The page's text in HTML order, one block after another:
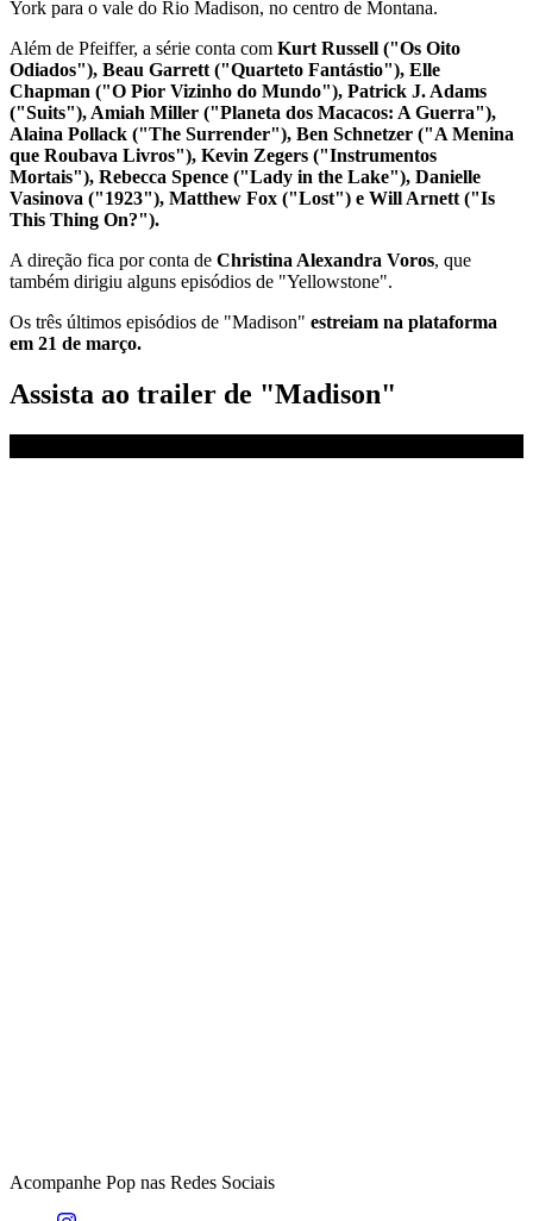
York para o vale do Rio Madison, no centro de Montana.
Além de Pfeiffer, a série conta com Kurt Russell ("Os Oito
Odiados"), Beau Garrett ("Quarteto Fantástio"), Elle
Chapman ("O Pior Vizinho do Mundo"), Patrick J. Adams
("Suits"), Amiah Miller ("Planeta dos Macacos: A Guerra"),
Alaina Pollack ("The Surrender"), Ben Schnetzer ("A Menina
que Roubava Livros"), Kevin Zegers ("Instrumentos
Mortais"), Rebecca Spence ("Lady in the Lake"), Danielle
Vasinova ("1923"), Matthew Fox ("Lost") e Will Arnett ("Is
This Thing On?").
A direção fica por conta de Christina Alexandra Voros, que
também dirigiu alguns episódios de "Yellowstone".
Os três últimos episódios de "Madison" estreiam na plataforma
em 21 de março.
Assista ao trailer de "Madison"
Acompanhe Pop nas Redes Sociais